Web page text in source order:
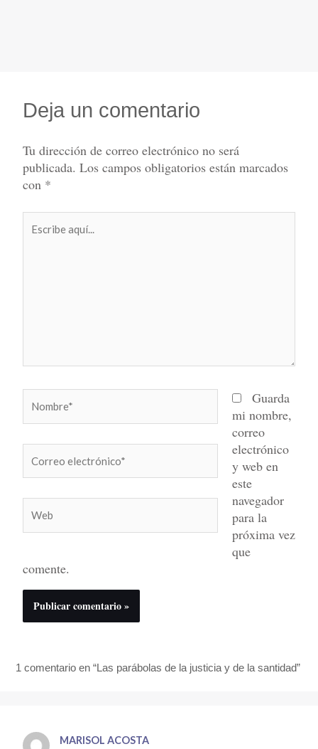
Deja un comentario
Tu dirección de correo electrónico no será
publicada. Los campos obligatorios están marcados
con *
aquí...
electrónico*
Guarda
mi nombre,
correo
electrónico
y web en
este
navegador
para la
próxima vez
que
comente.
1 comentario en “Las parábolas de la justicia y de la santidad”
MARISOL ACOSTA